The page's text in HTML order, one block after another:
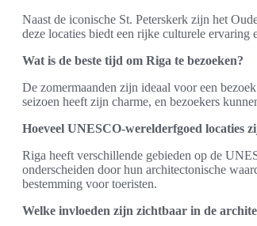
Naast de iconische St. Peterskerk zijn het
deze locaties biedt een rijke culturele ervaring
Wat is de beste tijd om Riga te bezoeken?
De zomermaanden zijn ideaal voor een
seizoen heeft zijn charme, en bezoekers
Hoeveel UNESCO-werelderfgoed locaties
Riga heeft verschillende gebieden op de
onderscheiden door hun architectonische
bestemming voor toeristen.
Welke invloeden zijn zichtbaar in de